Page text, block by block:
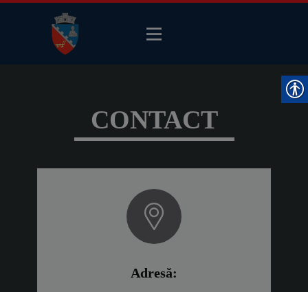
CONTACT
Adresă: